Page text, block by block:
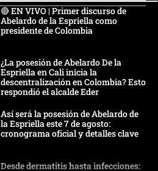
🔴 EN VIVO | Primer discurso de
Abelardo de la Espriella como
presidente de Colombia
¿La posesión de Abelardo De la
Espriella en Cali inicia la
descentralización en Colombia? Esto
respondió el alcalde Eder
Así será la posesión de Abelardo de
la Espriella este 7 de agosto:
cronograma oficial y detalles clave
Desde dermatitis hasta infecciones: